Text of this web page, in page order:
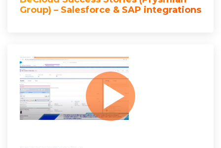
Group) – Salesforce & SAP integrations